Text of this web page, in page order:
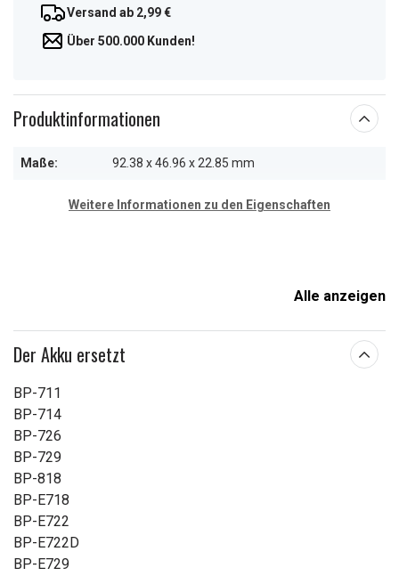
Versand ab 2,99 €
Über 500.000 Kunden!
Produktinformationen
Maße: 92.38 x 46.96 x 22.85 mm
Weitere Informationen zu den Eigenschaften
Alle anzeigen
Der Akku ersetzt
BP-711
BP-714
BP-726
BP-729
BP-818
BP-E718
BP-E722
BP-E722D
BP-E729